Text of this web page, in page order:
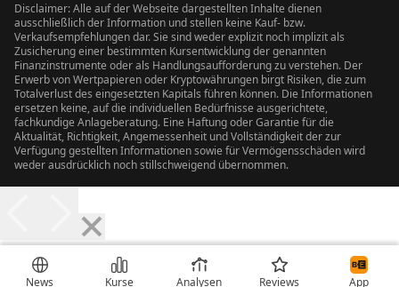
Disclaimer: Alle auf der Webseite dargestellten Inhalte dienen
ausschließlich der Information und stellen keine Kauf- bzw.
Verkaufsempfehlungen dar. Sie sind weder explizit noch implizit als
Zusicherung einer bestimmten Kursentwicklung der genannten
Finanzinstrumente oder als Handlungsaufforderung zu verstehen. Der
Erwerb von Wertpapieren oder Kryptowährungen birgt Risiken, die zum
Totalverlust des eingesetzten Kapitals führen können. Die Informationen
ersetzen keine, auf die individuellen Bedürfnisse ausgerichtete,
fachkundige Anlageberatung. Eine Haftung oder Garantie für die
Aktualität, Richtigkeit, Angemessenheit und Vollständigkeit der zur
Verfügung gestellten Informationen sowie für Vermögensschäden wird
weder ausdrücklich noch stillschweigend übernommen.
News Kurse Analysen Reviews App